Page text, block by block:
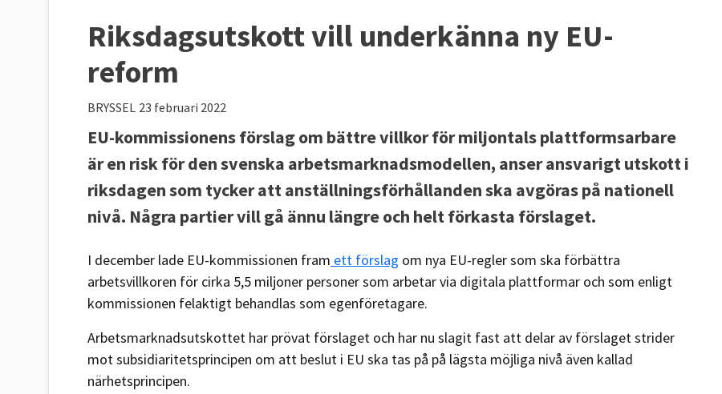
Riksdagsutskott vill underkänna ny EU-
reform
BRYSSEL 23 februari 2022
EU-kommissionens förslag om bättre villkor för miljontals plattformsarbare
är en risk för den svenska arbetsmarknadsmodellen, anser ansvarigt utskott i
riksdagen som tycker att anställningsförhållanden ska avgöras på nationell
nivå. Några partier vill gå ännu längre och helt förkasta förslaget.
I december lade EU-kommissionen fram ett förslag om nya EU-regler som ska förbättra
arbetsvillkoren för cirka 5,5 miljoner personer som arbetar via digitala plattformar och som enligt
kommissionen felaktigt behandlas som egenföretagare.
Arbetsmarknadsutskottet har prövat förslaget och har nu slagit fast att delar av förslaget strider
mot subsidiaritetsprincipen om att beslut i EU ska tas på på lägsta möjliga nivå även kallad
närhetsprincipen.